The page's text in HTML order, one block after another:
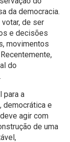
da democracia.
de ser
e decisões
movimentos
do
para a
democrática e
agir com
de uma